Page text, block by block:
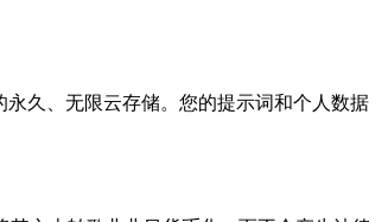
久、无限云存储。您的提示词和个人数据